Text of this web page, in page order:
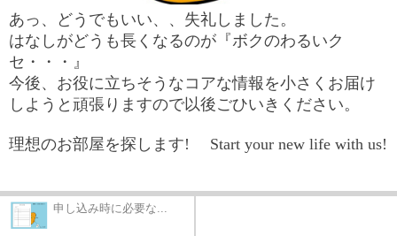
あっ、どうでもいい、、失礼しました。
はなしがどうも長くなるのが『ボクのわるいク
セ・・・』
今後、お役に立ちそうなコアな情報を小さくお届け
しようと頑張りますので以後ごひいきください。
理想のお部屋を探します! Start your new life with us!
申し込み時に必要な...